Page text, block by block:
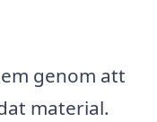
genom att
material.